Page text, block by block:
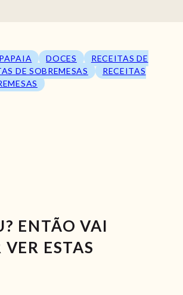
DOCES
RECEITAS DE
DE SOBREMESAS
RECEITAS
ENTÃO VAI
VER ESTAS